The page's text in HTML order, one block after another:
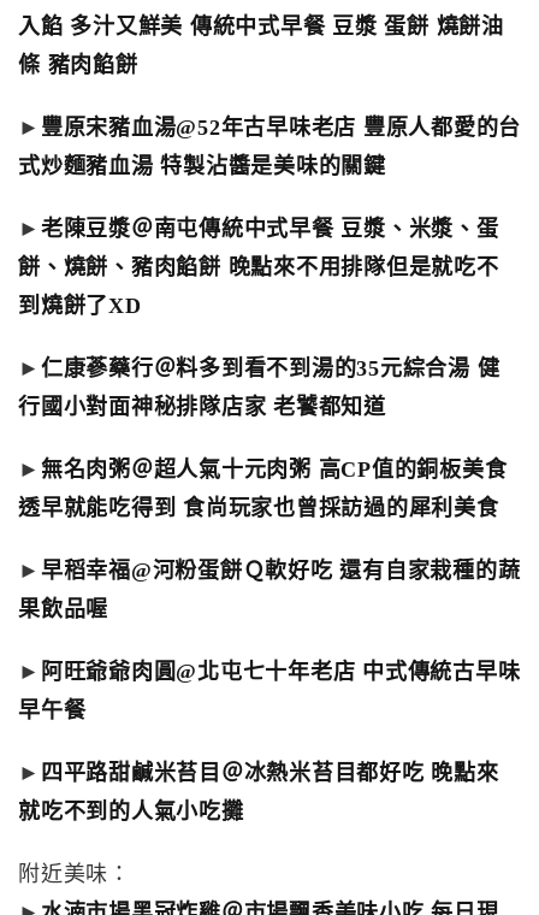
入餡 多汁又鮮美 傳統中式早餐 豆漿 蛋餅 燒餅油
條 豬肉餡餅
► 豐原宋豬血湯@52年古早味老店 豐原人都愛的台
式炒麵豬血湯 特製沾醬是美味的關鍵
► 老陳豆漿＠南屯傳統中式早餐 豆漿、米漿、蛋
餅、燒餅、豬肉餡餅 晚點來不用排隊但是就吃不
到燒餅了XD
► 仁康蔘藥行＠料多到看不到湯的35元綜合湯 健
行國小對面神秘排隊店家 老饕都知道
► 無名肉粥＠超人氣十元肉粥 高CP值的銅板美食
透早就能吃得到 食尚玩家也曾採訪過的犀利美食
► 早稻幸福@河粉蛋餅Ｑ軟好吃 還有自家栽種的蔬
果飲品喔
► 阿旺爺爺肉圓@北屯七十年老店 中式傳統古早味
早午餐
► 四平路甜鹹米苔目＠冰熱米苔目都好吃 晚點來
就吃不到的人氣小吃攤
附近美味：